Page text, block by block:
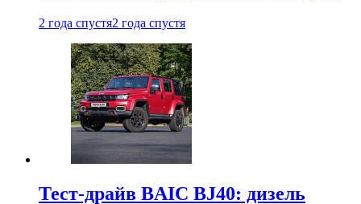
2 года спустя2 года спустя
Тест-драйв BAIC BJ40: дизель